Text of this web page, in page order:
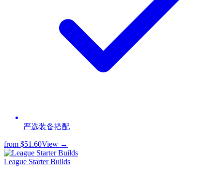
严选装备搭配
from $51.60View →
League Starter Builds